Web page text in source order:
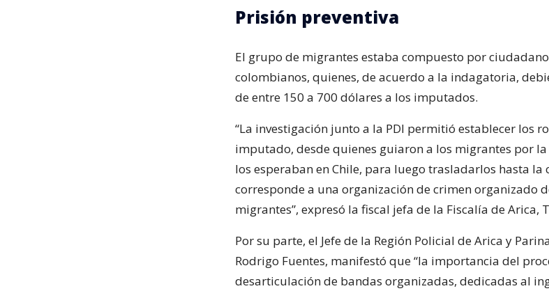
Prisión preventiva
El grupo de migrantes estaba compuesto por
colombianos, quienes, de acuerdo a la indagatoria,
de entre 150 a 700 dólares a los imputados.
“La investigación junto a la PDI permitió establecer los
imputado, desde quienes guiaron a los migrantes por
los esperaban en Chile, para luego trasladarlos hasta la
corresponde a una organización de crimen organizado
migrantes”, expresó la fiscal jefa de la Fiscalía de Arica,
Por su parte, el Jefe de la Región Policial de Arica y
Rodrigo Fuentes, manifestó que “la importancia del
desarticulación de bandas organizadas, dedicadas al